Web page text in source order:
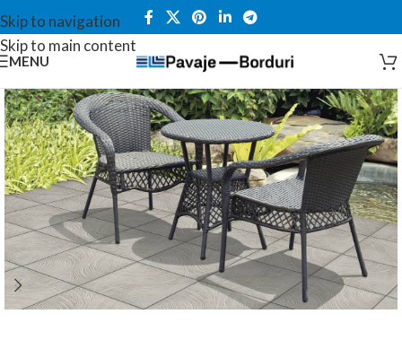
Skip to navigation
Skip to main content
MENU